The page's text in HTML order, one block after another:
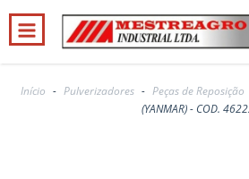
Início - Pulverizadores - Peças de Reposição
(YANMAR) - COD.